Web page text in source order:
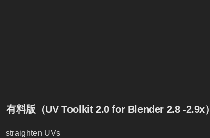
有料版（UV Toolkit 2.0 for Blender 2.8 -2.9x）
straighten UVs